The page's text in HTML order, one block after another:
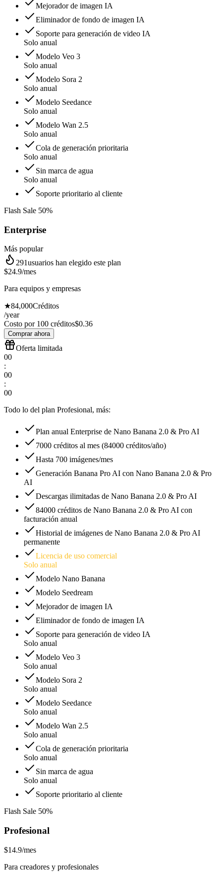
Mejorador de imagen IA
Eliminador de fondo de imagen IA
Soporte para generación de video IA
Solo anual
Modelo Veo 3
Solo anual
Modelo Sora 2
Solo anual
Modelo Seedance
Solo anual
Modelo Wan 2.5
Solo anual
Cola de generación prioritaria
Solo anual
Sin marca de agua
Solo anual
Soporte prioritario al cliente
Flash Sale 50%
Enterprise
Más popular
291usuarios han elegido este plan
$24.9/mes
Para equipos y empresas
★84,000Créditos
/year
Costo por 100 créditos$0.36
Comprar ahora
Oferta limitada
00
:
00
:
00
Todo lo del plan Profesional, más:
Plan anual Enterprise de Nano Banana 2.0 & Pro AI
7000 créditos al mes (84000 créditos/año)
Hasta 700 imágenes/mes
Generación Banana Pro AI con Nano Banana 2.0 & Pro
AI
Descargas ilimitadas de Nano Banana 2.0 & Pro AI
84000 créditos de Nano Banana 2.0 & Pro AI con
facturación anual
Historial de imágenes de Nano Banana 2.0 & Pro AI
permanente
Licencia de uso comercial
Solo anual
Modelo Nano Banana
Modelo Seedream
Mejorador de imagen IA
Eliminador de fondo de imagen IA
Soporte para generación de video IA
Solo anual
Modelo Veo 3
Solo anual
Modelo Sora 2
Solo anual
Modelo Seedance
Solo anual
Modelo Wan 2.5
Solo anual
Cola de generación prioritaria
Solo anual
Sin marca de agua
Solo anual
Soporte prioritario al cliente
Flash Sale 50%
Profesional
$14.9/mes
Para creadores y profesionales